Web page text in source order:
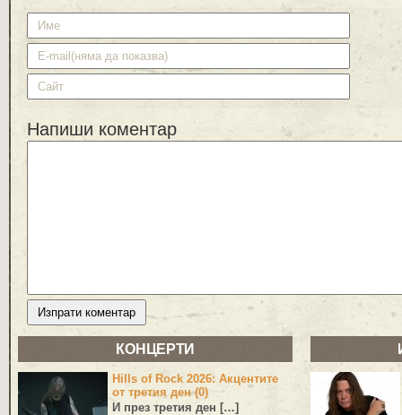
Напиши коментар
КОНЦЕРТИ
Hills of Rock 2026: Акцентите
от третия ден (0)
И през третия ден […]